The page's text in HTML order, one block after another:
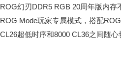
ROG幻刃DDR5 RGB 20周年版内
ROG Mode玩家专属模式，搭配
CL26超低时序和8000 CL36之间随